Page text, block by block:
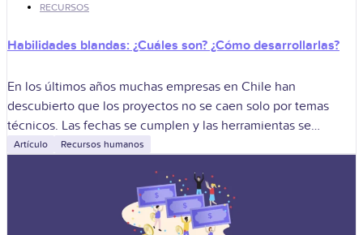
RECURSOS
Habilidades blandas: ¿Cuáles son? ¿Cómo desarrollarlas?
En los últimos años muchas empresas en Chile han
descubierto que los proyectos no se caen solo por temas
técnicos. Las fechas se cumplen y las herramientas se
manejan bien,
Artículo Recursos humanos